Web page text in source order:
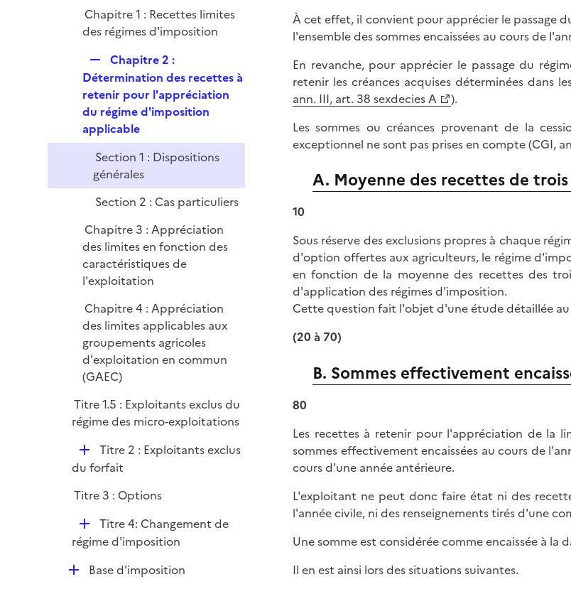
r
Chapitre 1 : Recettes limites
des régimes d'imposition
e
p
l
i
e
r
Chapitre 2 :
Détermination des recettes à
retenir pour l'appréciation
du régime d'imposition
applicable
Section 1 : Dispositions
générales
Section 2 : Cas particuliers
Chapitre 3 : Appréciation
des limites en fonction des
caractéristiques de
l'exploitation
Chapitre 4 : Appréciation
des limites applicables aux
groupements agricoles
d'exploitation en commun
(GAEC)
Titre 1.5 : Exploitants exclus du
régime des micro-exploitations
D
é
l
r
Titre 2 : Exploitants exclus
du forfait
Titre 3 : Options
D
é
l
Titre 4: Changement de
régime d'imposition
DBase d'imposition
À cet effet, il convient pour apprécier le passage
l'ensemble des sommes encaissées au cours de
En revanche, pour apprécier le passage du
retenir les créances acquises déterminées dans
ann. III, art. 38 sexdecies A
).
Les sommes ou créances provenant de la
exceptionnel ne sont pas prises en compte (CGI,
A. Moyenne des recettes de
10
Sous réserve des exclusions propres à chaque
d'option offertes aux agriculteurs, le régime
en fonction de la moyenne des recettes des
d'application des régimes d'imposition.
Cette question fait l'objet d'une étude détaillée au
(20 à 70)
B. Sommes effectivement
80
Les recettes à retenir pour l'appréciation de la
sommes effectivement encaissées au cours de
cours d'une année antérieure.
L'exploitant ne peut donc faire état ni des
l'année civile, ni des renseignements tirés d'une
Une somme est considérée comme encaissée à
Il en est ainsi lors des situations suivantes.